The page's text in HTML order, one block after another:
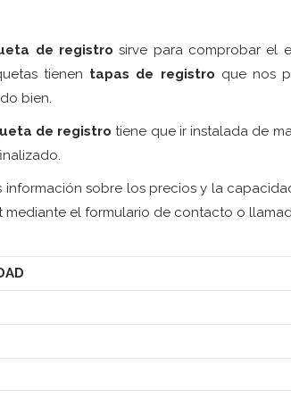
de registro sirve para comprobar el
tienen tapas de registro que nos
bien.
de registro tiene que ir instalada de
información sobre los precios y la
mediante el formulario de contacto o